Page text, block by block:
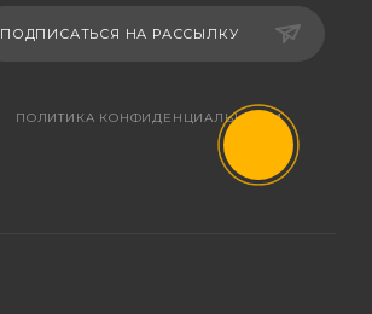
ПОДПИСАТЬСЯ НА РАССЫЛКУ
ПОЛИТИКА КОНФИДЕНЦИАЛЬНОСТИ